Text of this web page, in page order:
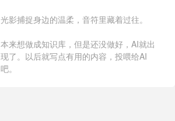
光影捕捉身边的温柔，音符里藏着过往。
本来想做成知识库，但是还没做好，AI就出
现了。以后就写点有用的内容，投喂给AI
吧。